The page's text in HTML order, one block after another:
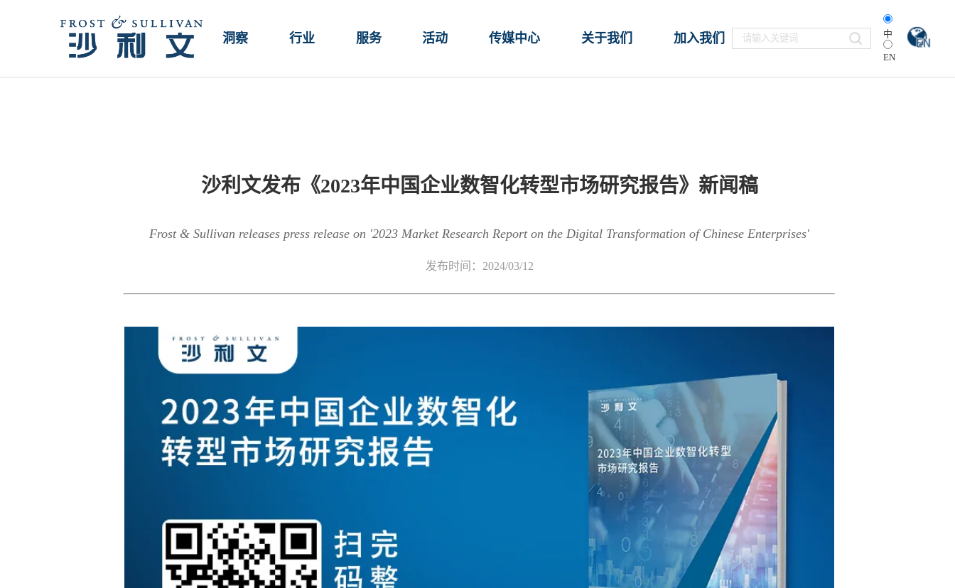
洞察 行业 服务 活动 传媒中心 关于我们 加入我们 中
EN
沙利文发布《2023年中国企业数智化转型市场研究报告》新闻稿
Frost & Sullivan releases press release on '2023 Market Research Report on the Digital Transformation of Chinese Enterprises'
发布时间：2024/03/12